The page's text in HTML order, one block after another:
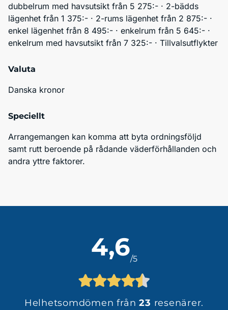
dubbelrum med havsutsikt från 5 275:- · 2-bädds
lägenhet från 1 375:- · 2-rums lägenhet från 2 875:- ·
enkel lägenhet från 8 495:- · enkelrum från 5 645:- ·
Valuta
Danska kronor
Speciellt
Arrangemangen kan komma att byta ordningsföljd
samt rutt beroende på rådande väderförhållanden och
andra yttre faktorer.
4,6/5
Helhetsomdömen från23 resenärer.